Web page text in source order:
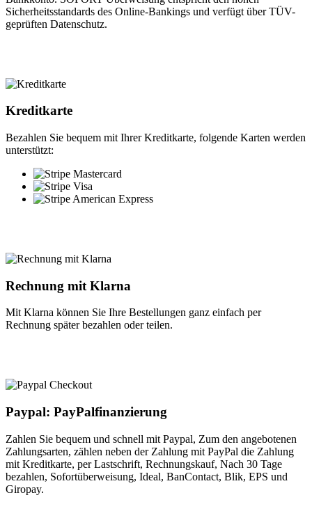
Sicherheitsstandards des Online-Bankings und verfügt über TÜV-
geprüften Datenschutz.
Kreditkarte
Bezahlen Sie bequem mit Ihrer Kreditkarte, folgende Karten werden
unterstützt:
Rechnung mit Klarna
Mit Klarna können Sie Ihre Bestellungen ganz einfach per
Rechnung später bezahlen oder teilen.
Paypal: PayPalfinanzierung
Zahlen Sie bequem und schnell mit Paypal, Zum den angebotenen
Zahlungsarten, zählen neben der Zahlung mit PayPal die Zahlung
mit Kreditkarte, per Lastschrift, Rechnungskauf, Nach 30 Tage
bezahlen, Sofortüberweisung, Ideal, BanContact, Blik, EPS und
Giropay.